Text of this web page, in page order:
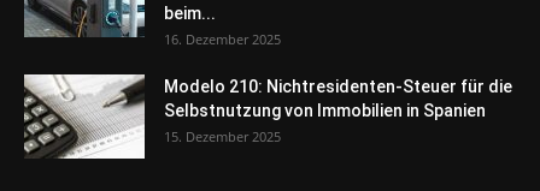
beim...
16. Dezember 2025
Modelo 210: Nichtresidenten-Steuer für die
Selbstnutzung von Immobilien in Spanien
15. Dezember 2025